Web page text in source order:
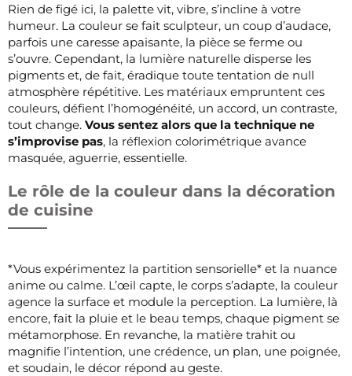
Rien de figé ici, la palette vit, vibre, s’incline à votre
humeur. La couleur se fait sculpteur, un coup d’audace,
parfois une caresse apaisante, la pièce se ferme ou
s’ouvre. Cependant, la lumière naturelle disperse les
pigments et, de fait, éradique toute tentation de null
atmosphère répétitive. Les matériaux empruntent ces
couleurs, défient l’homogénéité, un accord, un contraste,
tout change. Vous sentez alors que la technique ne
s’improvise pas, la réflexion colorimétrique avance
masquée, aguerrie, essentielle.
Le rôle de la couleur dans la décoration
de cuisine
*Vous expérimentez la partition sensorielle* et la nuance
anime ou calme. L’œil capte, le corps s’adapte, la couleur
agence la surface et module la perception. La lumière, là
encore, fait la pluie et le beau temps, chaque pigment se
métamorphose. En revanche, la matière trahit ou
magnifie l’intention, une crédence, un plan, une poignée,
et soudain, le décor répond au geste.